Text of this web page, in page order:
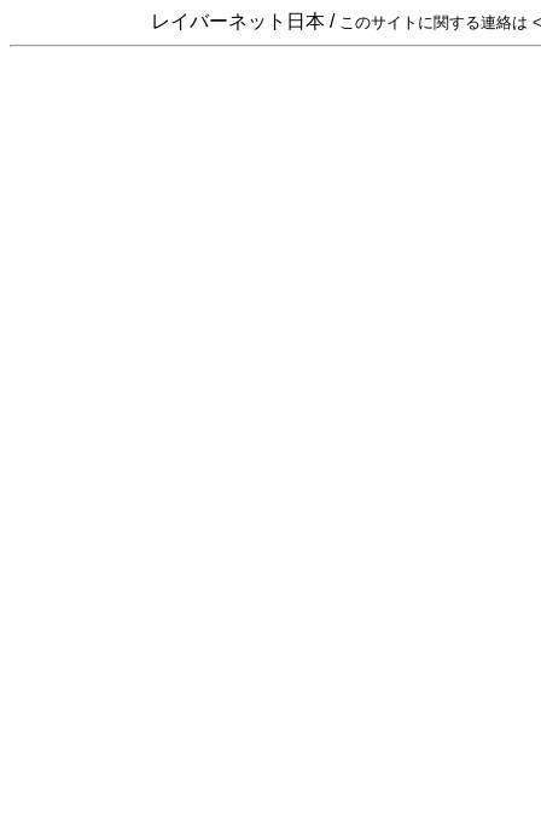
レイバーネット日本 / このサイトに関する連絡は